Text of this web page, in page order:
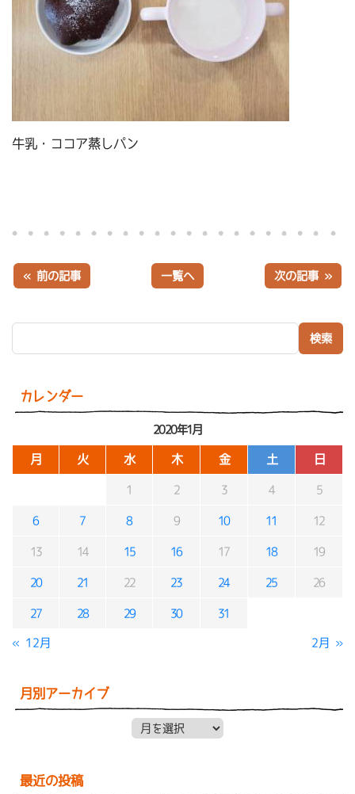
カレンダー
2020年1月
月 火 水 木 金 土 日
1 2 3 4 5
6 7 8 9 10 11 12
13 14 15 16 17 18 19
20 21 22 23 24 25 26
27 28 29 30 31
« 12月 2月 »
月別アーカイブ
最近の投稿
牛乳・ココア蒸しパン
« 前の記事 一覧へ 次の記事 »